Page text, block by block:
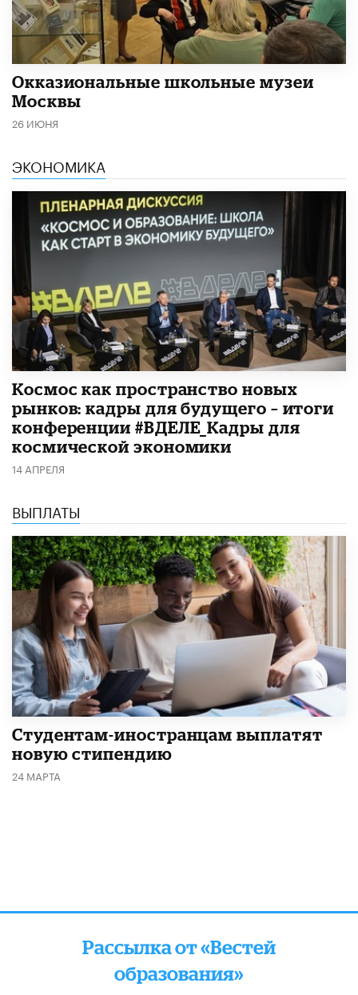
​Окказиональные школьные музеи
Москвы
26 ИЮНЯ
ЭКОНОМИКА
Космос как пространство новых
рынков: кадры для будущего – итоги
конференции #ВДЕЛЕ_Кадры для
космической экономики
14 АПРЕЛЯ
ВЫПЛАТЫ
Студентам-иностранцам выплатят
новую стипендию
24 МАРТА
Рассылка от «Вестей
образования»